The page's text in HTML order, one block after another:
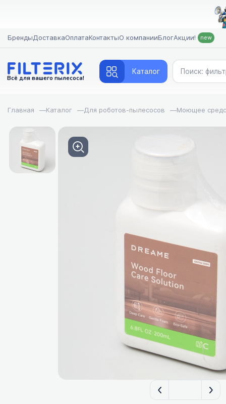
БрендыДоставкаОплатаКонтактыО компанииБлогАкции! new
Всё для вашего пылесоса!
Каталог
Главная —Каталог —Для роботов-пылесосов —Моющее
FILTERIX —